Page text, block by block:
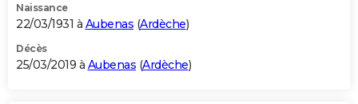
Naissance
22/03/1931 à Aubenas (Ardèche)
Décès
25/03/2019 à Aubenas (Ardèche)